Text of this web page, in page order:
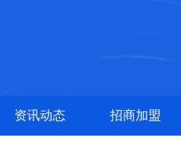
资讯动态 招商加盟